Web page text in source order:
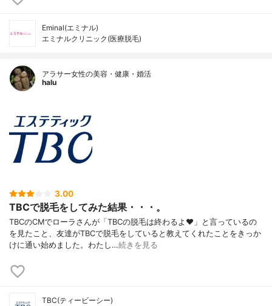
Eminal(エミナル)
エミナルクリニック(医療脱毛)
アラサー女性の美容・健康・婚活
halu
3.00
TBCで脱毛をしてみた結果・・・。
TBCのCMでローラさんが「TBCの脱毛は終わるよ♥」と言っているの
を見たこと、友達がTBCで脱毛をしていると教えてくれたことをきっか
けに通い始めました。わたし…続きを見る
TBC(ティービーシー)